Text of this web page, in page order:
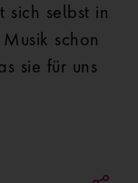
sich selbst in
schon
sie für uns